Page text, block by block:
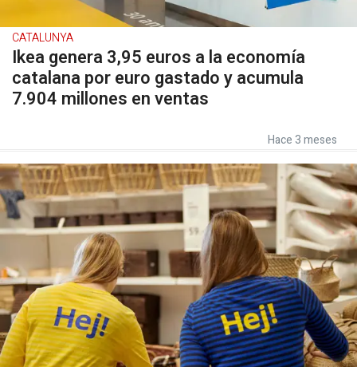
CATALUNYA
Ikea genera 3,95 euros a la economía
catalana por euro gastado y acumula
7.904 millones en ventas
Hace 3 meses